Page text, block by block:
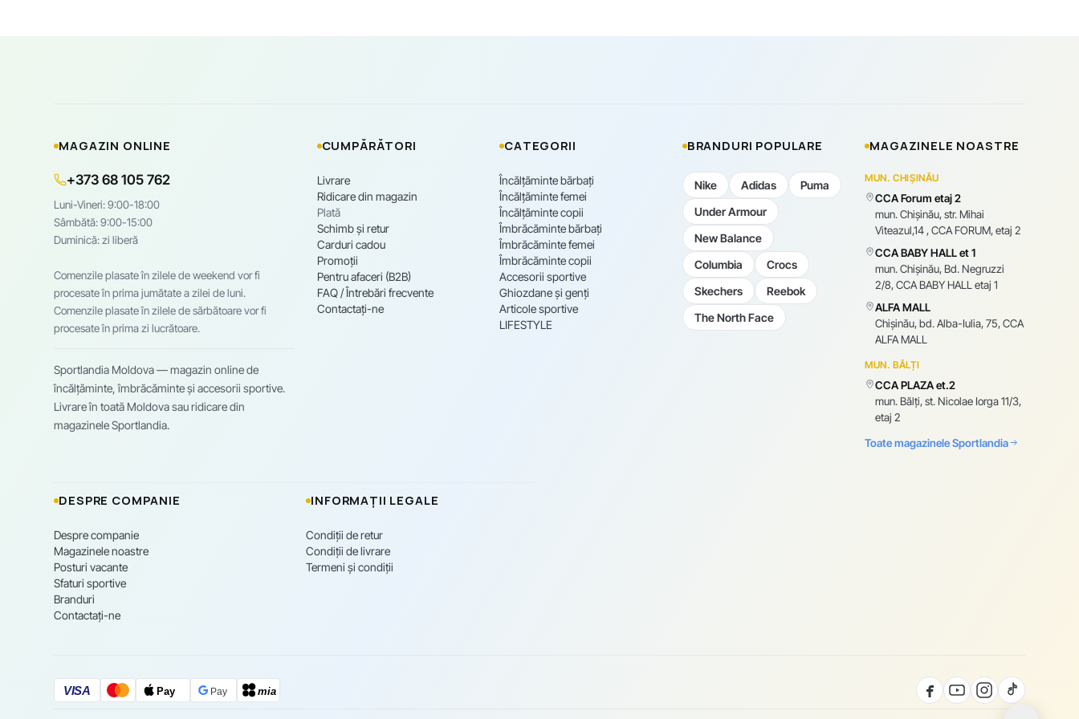
MAGAZIN ONLINE
+373 68 105 762
Luni-Vineri: 9:00-18:00
Sâmbătă: 9:00-15:00
Duminică: zi liberă
Comenzile plasate în zilele de weekend vor fi
procesate în prima jumătate a zilei de luni.
Comenzile plasate în zilele de sărbătoare vor fi
procesate în prima zi lucrătoare.
Sportlandia Moldova — magazin online de
încălțăminte, îmbrăcăminte și accesorii sportive.
Livrare în toată Moldova sau ridicare din
magazinele Sportlandia.
CUMPĂRĂTORI
Livrare
Ridicare din magazin
Plată
Schimb și retur
Carduri cadou
Promoții
Pentru afaceri (B2B)
FAQ / Întrebări frecvente
Contactați-ne
CATEGORII
Încălțăminte bărbați
Încălțăminte femei
Încălțăminte copii
Îmbrăcăminte bărbați
Îmbrăcăminte femei
Îmbrăcăminte copii
Accesorii sportive
Ghiozdane și genți
Articole sportive
LIFESTYLE
BRANDURI POPULARE
Nike Adidas
Puma
Under Armour
New Balance
Columbia
Crocs
Skechers
Reebok
The North Face
MAGAZINELE NOASTRE
MUN. CHIȘINĂU
CCA Forum etaj 2
mun. Chişinău, str. Mihai
Viteazul,14 , CCA FORUM, etaj 2
CCA BABY HALL et 1
mun. Chişinău, Bd. Negruzzi
2/8, CCA BABY HALL etaj 1
ALFA MALL
Chișinău, bd. Alba-Iulia, 75, CCA
ALFA MALL
MUN. BĂLȚI
CCA PLAZA et.2
mun. Bălți, st. Nicolae Iorga 11/3,
etaj 2
Toate magazinele Sportlandia
DESPRE COMPANIE
Despre companie
Magazinele noastre
Posturi vacante
Sfaturi sportive
Branduri
Contactați-ne
INFORMAȚII LEGALE
Condiții de retur
Condiții de livrare
Termeni și condiții
VISA Pay Pay mia